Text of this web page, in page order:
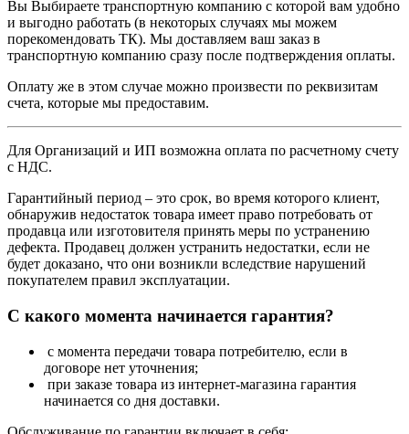
Вы Выбираете транспортную компанию с которой вам удобно
и выгодно работать (в некоторых случаях мы можем
порекомендовать ТК). Мы доставляем ваш заказ в
транспортную компанию сразу после подтверждения оплаты.
Оплату же в этом случае можно произвести по реквизитам
счета, которые мы предоставим.
Для Организаций и ИП возможна оплата по расчетному счету
с НДС.
Гарантийный период – это срок, во время которого клиент,
обнаружив недостаток товара имеет право потребовать от
продавца или изготовителя принять меры по устранению
дефекта. Продавец должен устранить недостатки, если не
будет доказано, что они возникли вследствие нарушений
покупателем правил эксплуатации.
С какого момента начинается гарантия?
с момента передачи товара потребителю, если в
договоре нет уточнения;
при заказе товара из интернет-магазина гарантия
начинается со дня доставки.